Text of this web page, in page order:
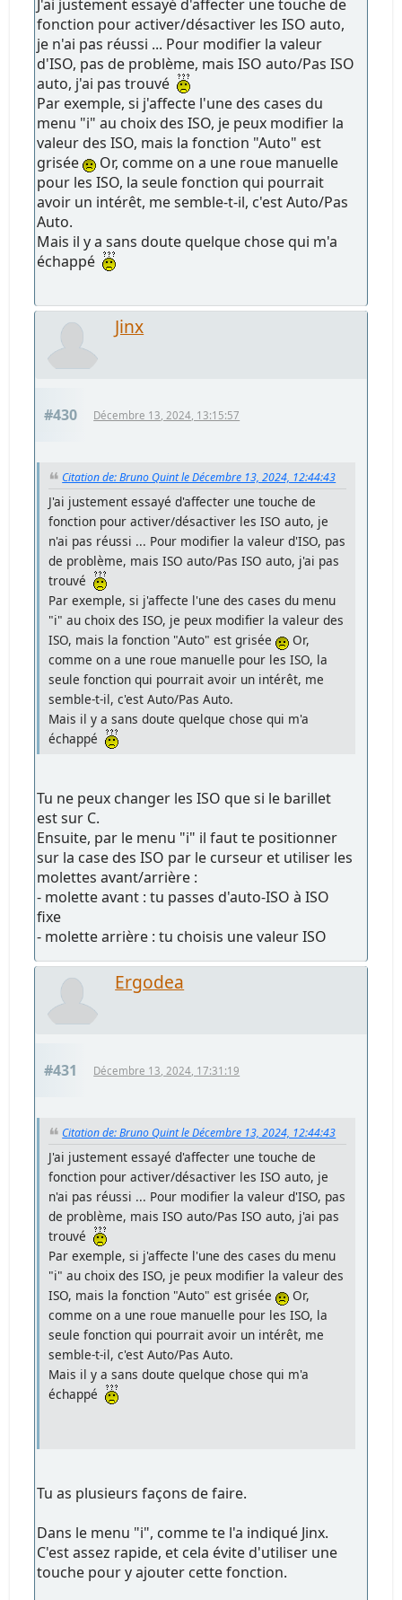
J'ai justement essayé d'affecter une touche de
fonction pour activer/désactiver les ISO auto,
je n'ai pas réussi ... Pour modifier la valeur
d'ISO, pas de problème, mais ISO auto/Pas ISO
auto, j'ai pas trouvé
Par exemple, si j'affecte l'une des cases du
menu "i" au choix des ISO, je peux modifier la
valeur des ISO, mais la fonction "Auto" est
grisée
Or, comme on a une roue manuelle
pour les ISO, la seule fonction qui pourrait
avoir un intérêt, me semble-t-il, c'est Auto/Pas
Auto.
Mais il y a sans doute quelque chose qui m'a
échappé
Jinx
#430 Décembre 13, 2024, 13:15:57
Citation de: Bruno Quint le Décembre 13, 2024, 12:44:43
J'ai justement essayé d'affecter une touche de
fonction pour activer/désactiver les ISO auto, je
n'ai pas réussi ... Pour modifier la valeur d'ISO, pas
de problème, mais ISO auto/Pas ISO auto, j'ai pas
trouvé
Par exemple, si j'affecte l'une des cases du menu
"i" au choix des ISO, je peux modifier la valeur des
ISO, mais la fonction "Auto" est grisée
Or,
comme on a une roue manuelle pour les ISO, la
seule fonction qui pourrait avoir un intérêt, me
semble-t-il, c'est Auto/Pas Auto.
Mais il y a sans doute quelque chose qui m'a
échappé
Tu ne peux changer les ISO que si le barillet
est sur C.
Ensuite, par le menu "i" il faut te positionner
sur la case des ISO par le curseur et utiliser les
molettes avant/arrière :
- molette avant : tu passes d'auto-ISO à ISO
fixe
- molette arrière : tu choisis une valeur ISO
Ergodea
#431 Décembre 13, 2024, 17:31:19
Citation de: Bruno Quint le Décembre 13, 2024, 12:44:43
J'ai justement essayé d'affecter une touche de
fonction pour activer/désactiver les ISO auto, je
n'ai pas réussi ... Pour modifier la valeur d'ISO, pas
de problème, mais ISO auto/Pas ISO auto, j'ai pas
trouvé
Par exemple, si j'affecte l'une des cases du menu
"i" au choix des ISO, je peux modifier la valeur des
ISO, mais la fonction "Auto" est grisée
Or,
comme on a une roue manuelle pour les ISO, la
seule fonction qui pourrait avoir un intérêt, me
semble-t-il, c'est Auto/Pas Auto.
Mais il y a sans doute quelque chose qui m'a
échappé
Tu as plusieurs façons de faire.
Dans le menu "i", comme te l'a indiqué Jinx.
C'est assez rapide, et cela évite d'utiliser une
touche pour y ajouter cette fonction.